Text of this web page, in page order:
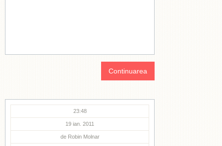
Continuarea
23:48
19 ian. 2011
de Robin Molnar